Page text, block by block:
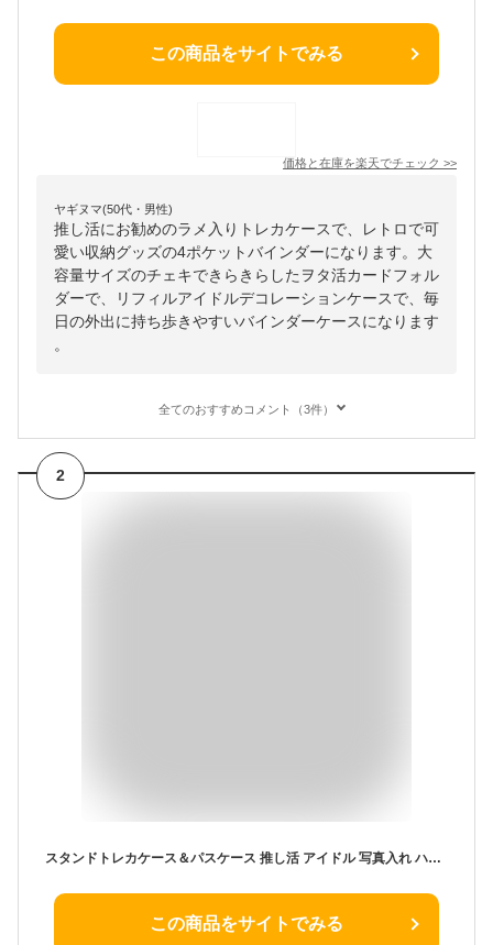
この商品をサイトでみる
価格と在庫を楽天でチェック >>
ヤギヌマ(50代・男性)
推し活にお勧めのラメ入りトレカケースで、レトロで可
愛い収納グッズの4ポケットバインダーになります。大
容量サイズのチェキできらきらしたヲタ活カードフォル
ダーで、リフィルアイドルデコレーションケースで、毎
日の外出に持ち歩きやすいバインダーケースになります
。
全てのおすすめコメント（3件）
2
スタンドトレカケース＆パスケース 推し活 アイドル 写真入れ ハート 9色アーティスト フォトケース 写真立て グッズ カード型 カードケース トレーディングカード KーPOPアイドル コレクション 収集 鑑賞 ハッピーアイテム かわいい おしゃれ ギフト包装無料
この商品をサイトでみる